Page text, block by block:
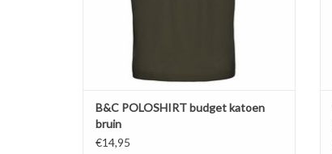
B&C POLOSHIRT budget katoen
bruin
€14,95